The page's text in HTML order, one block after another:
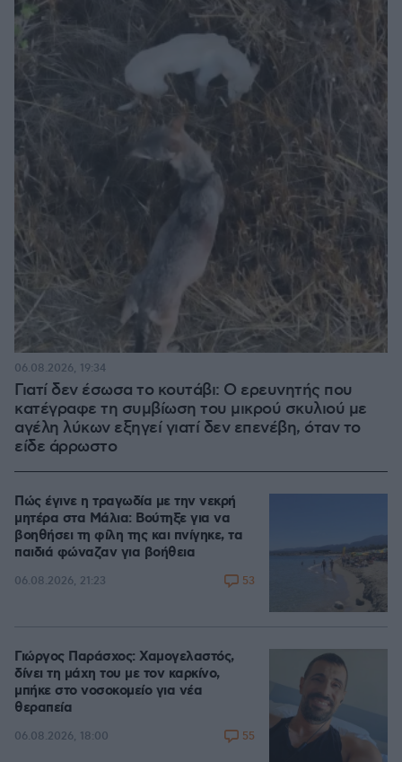
Γιατί δεν έσωσα το κουτάβι: Ο ερευνητής που
κατέγραφε τη συμβίωση του μικρού σκυλιού με
αγέλη λύκων εξηγεί γιατί δεν επενέβη, όταν το
είδε άρρωστο
06.08.2026, 19:34
Πώς έγινε η τραγωδία με την νεκρή
μητέρα στα Μάλια: Βούτηξε για να
βοηθήσει τη φίλη της και πνίγηκε, τα
παιδιά φώναζαν για βοήθεια
06.08.2026, 21:23 53
Γιώργος Παράσχος: Χαμογελαστός,
δίνει τη μάχη του με τον καρκίνο,
μπήκε στο νοσοκομείο για νέα
θεραπεία
06.08.2026, 18:00 55